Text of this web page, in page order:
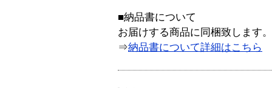
■納品書について
お届けする商品に同梱致します。
⇒納品書について詳細はこちら